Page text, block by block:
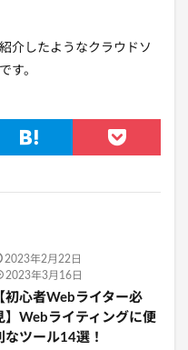
介したようなクラウドソ
す。
2023年2月22日
2023年3月16日
初心者Webライター必
】Webライティングに便
なツール14選！